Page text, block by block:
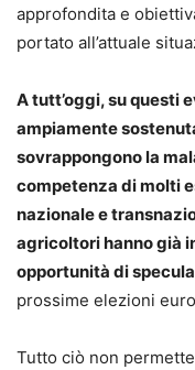
approfondita e
portato all’attuale
A tutt’oggi, su questi
ampiamente
sovrappongono la
competenza di molti
nazionale e
agricoltori hanno già
opportunità di
prossime elezioni
Tutto ciò non